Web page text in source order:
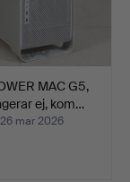
MAC G5,
ej, kom…
mar 2026